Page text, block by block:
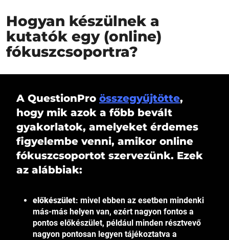
Hogyan készülnek a
kutatók egy (online)
fókuszcsoportra?
A QuestionPro összegyűjtötte,
hogy mik azok a főbb bevált
gyakorlatok, amelyeket érdemes
figyelembe venni, amikor online
fókuszcsoportot szervezünk. Ezek
az alábbiak:
előkészület: mivel ebben az esetben mindenki
más-más helyen van, ezért nagyon fontos a
pontos előkészület, például minden résztvevő
nagyon pontosan legyen tájékoztatva a